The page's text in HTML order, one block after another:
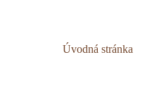
Úvodná stránka